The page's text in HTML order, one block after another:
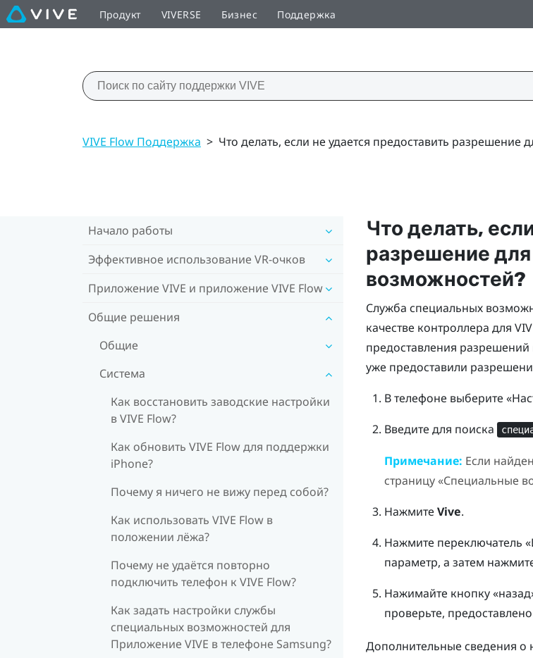
Продукт VIVERSE Бизнес Поддержка
VIVE Flow Поддержка > Что делать, если не удается предоставить
Начало работы
Эффективное использование VR-очков
Приложение VIVE и приложение VIVE Flow
Общие решения
Общие
Система
Как восстановить заводские настройки
в VIVE Flow?
Как обновить VIVE Flow для поддержки
iPhone?
Почему я ничего не вижу перед собой?
Как использовать VIVE Flow в
положении лёжа?
Почему не удаётся повторно
подключить телефон к VIVE Flow?
Как задать настройки службы
специальных возможностей для
Приложение VIVE в телефоне Samsung?
Что делать,
разрешение
возможностей?
Служба специальных
качестве контроллера для
предоставления разрешений
уже предоставили
В телефоне выберите
Введите для поиска
Примечание: Если
страницу «Специальные
Нажмите Vive.
Нажмите переключатель
параметр, а затем
Нажимайте кнопку
проверьте,
Дополнительные сведения о